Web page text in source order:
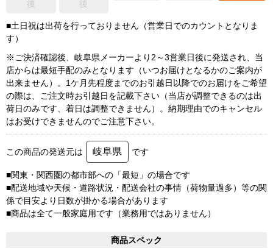
後 後
■土日祝は出荷を行っておりません（営業日でのカウントとなりま
す）
※ご決済確認後、岐阜県メーカーより2～3営業日後に発送され、当
店からは最短手配のみとなります（いつお届けとなるかのご案内が
出来ません）。1ケ月先程度までのお引越日以降でのお届けをご希望
の際は、ご注文時お引越日を記載下さい（当店が調整できるのは出
荷日のみです、着日は調整できません）。納期理由でのキャンセル
はお受けできませんのでご注意下さい。
この商品の発送元は 岐阜県 です
■関東・関西圏の都市部への「最短」の場合です
■配送地域や天候・道路状況・配送会社の事情（荷物量過多）等の関
係で目安より日数が掛かる場合があります
■商品は全て一般家庭用です（業務用ではありません）
商品スペック